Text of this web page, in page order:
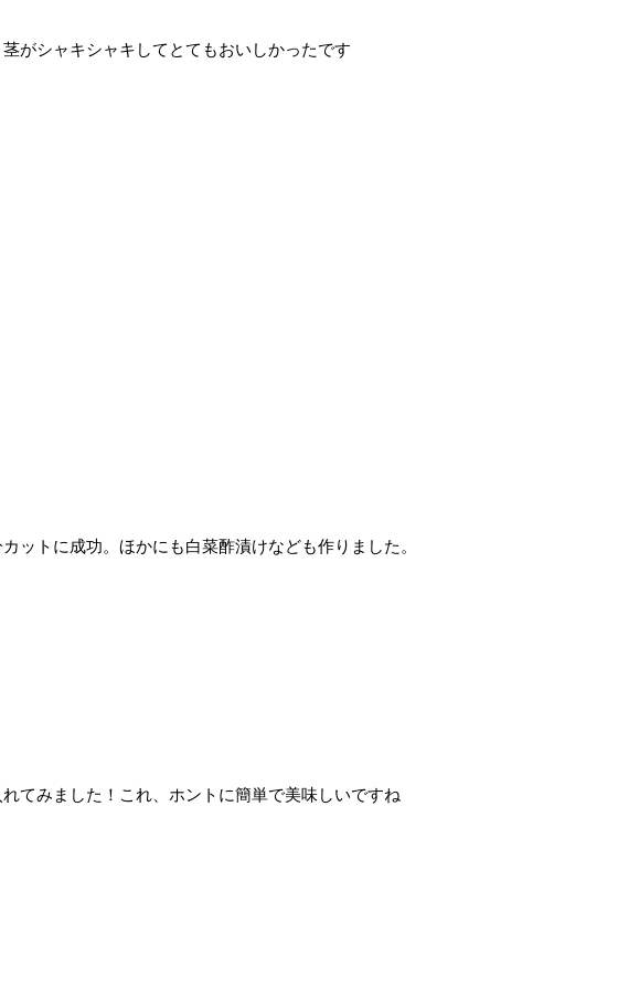
がシャキシャキしてとてもおいしかったです
ットに成功。ほかにも白菜酢漬けなども作りました。
てみました！これ、ホントに簡単で美味しいですね